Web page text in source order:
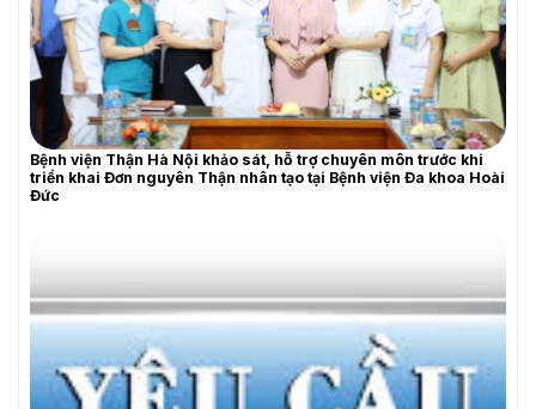
YÊU CẦU BÁO GIÁ
Bệnh viện Thận Hà Nội khảo sát, hỗ trợ chuyên môn trước khi
triển khai Đơn nguyên Thận nhân tạo tại Bệnh viện Đa khoa Hoài
Đức